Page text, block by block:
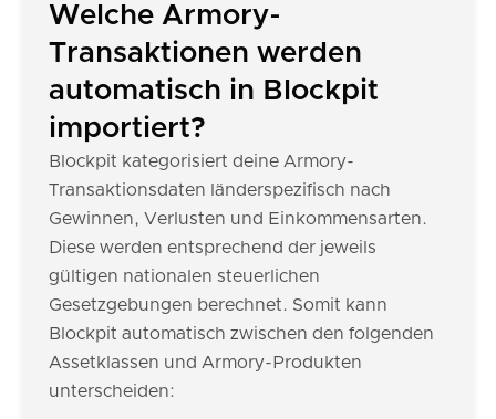
Welche Armory-
Transaktionen werden
automatisch in Blockpit
importiert?
Blockpit kategorisiert deine Armory-
Transaktionsdaten länderspezifisch nach
Gewinnen, Verlusten und Einkommensarten.
Diese werden entsprechend der jeweils
gültigen nationalen steuerlichen
Gesetzgebungen berechnet. Somit kann
Blockpit automatisch zwischen den folgenden
Assetklassen und Armory-Produkten
unterscheiden: